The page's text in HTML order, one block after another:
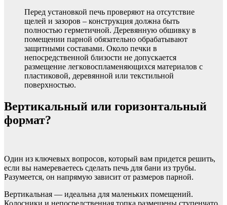
Перед установкой печь проверяют на отсутствие
щелей и зазоров – конструкция должна быть
полностью герметичной. Деревянную обшивку в
помещении парной обязательно обрабатывают
защитными составами. Около печки в
непосредственной близости не допускается
размещение легковоспламеняющихся материалов с
пластиковой, деревянной или текстильной
поверхностью.
Вертикальный или горизонтальный
формат?
Один из ключевых вопросов, который вам придется решить,
если вы намереваетесь сделать печь для бани из трубы.
Разумеется, он напрямую зависит от размеров парной.
Вертикальная — идеальна для маленьких помещений.